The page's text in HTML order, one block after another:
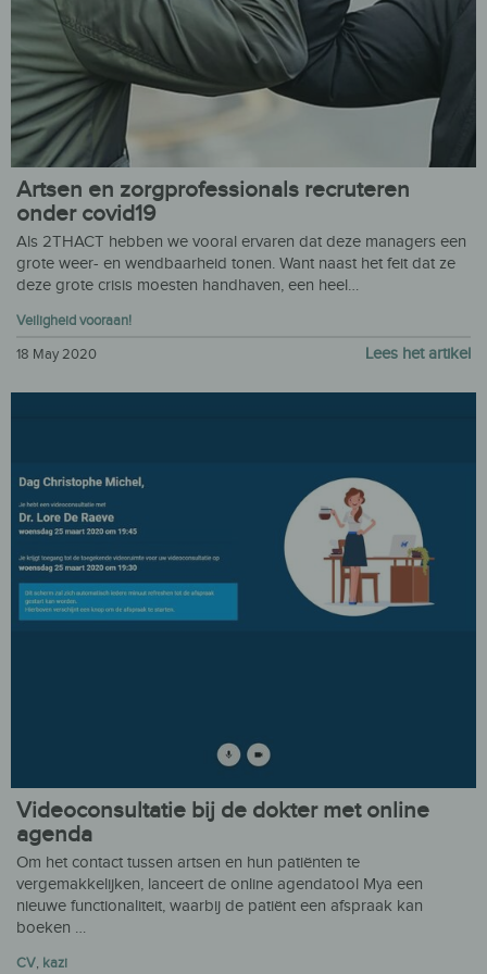
Artsen en zorgprofessionals recruteren
onder covid19
Als 2THACT hebben we vooral ervaren dat deze managers een
grote weer- en wendbaarheid tonen. Want naast het feit dat ze
deze grote crisis moesten handhaven, een heel…
Veiligheid vooraan!
18 May 2020 Lees het artikel
Videoconsultatie bij de dokter met online
agenda
Om het contact tussen artsen en hun patiënten te
vergemakkelijken, lanceert de online agendatool Mya een
nieuwe functionaliteit, waarbij de patiënt een afspraak kan
boeken …
CV, kazi